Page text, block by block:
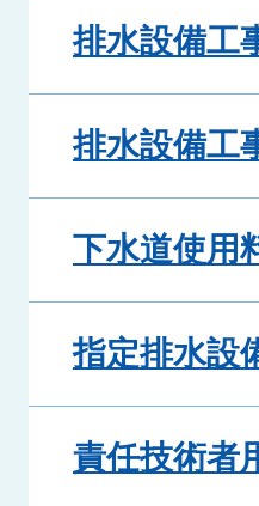
排水設備工
排水設備工
下水道使用
指定排水設
責任技術者